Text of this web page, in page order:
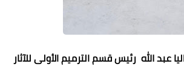
عبد الله رئيس قسم الترميم الأولى للآثار